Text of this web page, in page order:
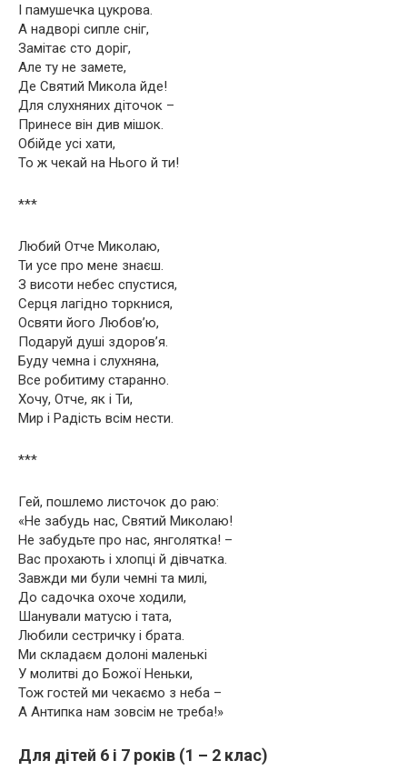
I памушечка цукрова.
А надворi сипле снiг,
Замiтає сто дорiг,
Але ту не замете,
Де Святий Микола йде!
Для слухняних дiточок –
Принесе вiн див мiшок.
Обiйде усi хати,
То ж чекай на Hього й ти!
***
Любий Отче Миколаю,
Ти усе про мене знаєш.
З висоти небес спустися,
Серця лагідно торкнися,
Освяти його Любов’ю,
Подаруй душі здоров’я.
Буду чемна і слухняна,
Все робитиму старанно.
Хочу, Отче, як і Ти,
Мир і Радість всім нести.
***
Гей, пошлемо листочок до раю:
«Не забудь нас, Святий Миколаю!
Не забудьте про нас, янголятка! –
Вас прохають і хлопці й дівчатка.
Завжди ми були чемні та милі,
До садочка охоче ходили,
Шанували матусю і тата,
Любили сестричку і брата.
Ми складаєм долоні маленькі
У молитві до Божої Неньки,
Тож гостей ми чекаємо з неба –
А Антипка нам зовсім не треба!»
Для дітей 6 і 7 років (1 – 2 клас)